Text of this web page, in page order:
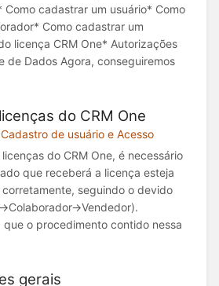
Como cadastrar um usuário* Como
Como cadastrar um
licença CRM One* Autorizações
de Dados Agora, conseguiremos
do CRM One
Cadastro de usuário e Acesso
do CRM One, é necessário
que receberá a licença esteja
seguindo o devido
>Vendedor).
que o procedimento contido nessa
gerais